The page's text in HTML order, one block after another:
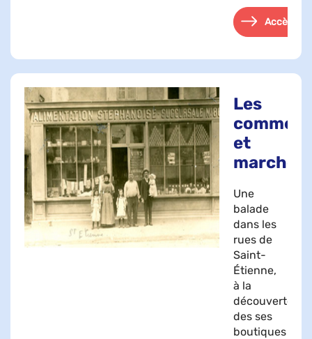
Accès
Les
et
marchés
Une
balade
dans les
rues de
Saint-
Étienne,
à la
découverte
des ses
boutiques